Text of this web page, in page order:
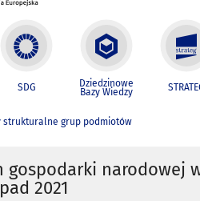
SDG Dziedzinowe
Bazy Wiedzy
strukturalne grup podmiotów
narodowej
2021